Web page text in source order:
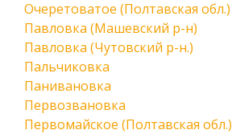
Очеретоватое (Полтавская обл.)
Павловка (Машевский р-н)
Павловка (Чутовский р-н.)
Пальчиковка
Панивановка
Первозвановка
Первомайское (Полтавская обл.)